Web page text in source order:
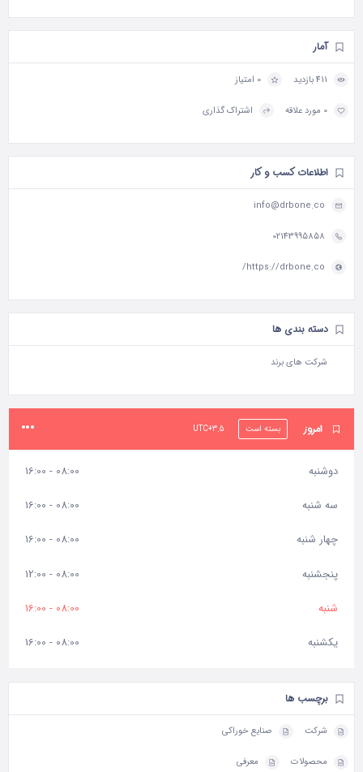
آمار
411 بازدید 0 امتیاز
0 مورد علاقه اشتراک گذاری
اطلاعات کسب و کار
info@drbone.co
02143995858
https://drbone.co/
دسته بندی ها
شرکت های برند
امروز بسته است UTC+3.5
دوشنبه 08:00 - 16:00
سه شنبه 08:00 - 16:00
چهار شنبه 08:00 - 16:00
پنجشنبه 08:00 - 12:00
شنبه 08:00 - 16:00
یکشنبه 08:00 - 16:00
برچسب ها
شرکت صنایع خوراکی
محصولات معرفی